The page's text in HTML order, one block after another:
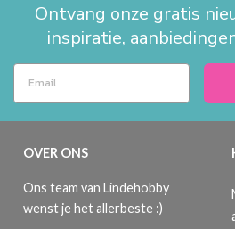
Ontvang onze gratis
inspiratie,
OVER ONS
Ons team van Lindehobby
wenst je het allerbeste :)